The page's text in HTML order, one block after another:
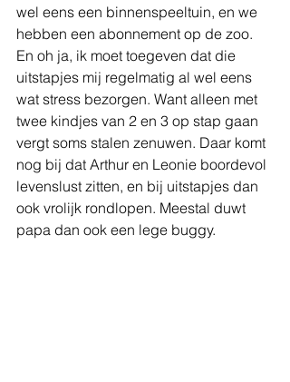
wel eens een binnenspeeltuin, en we
hebben een abonnement op de zoo.
En oh ja, ik moet toegeven dat die
uitstapjes mij regelmatig al wel eens
wat stress bezorgen. Want alleen met
twee kindjes van 2 en 3 op stap gaan
vergt soms stalen zenuwen. Daar komt
nog bij dat Arthur en Leonie boordevol
levenslust zitten, en bij uitstapjes dan
ook vrolijk rondlopen. Meestal duwt
papa dan ook een lege buggy.